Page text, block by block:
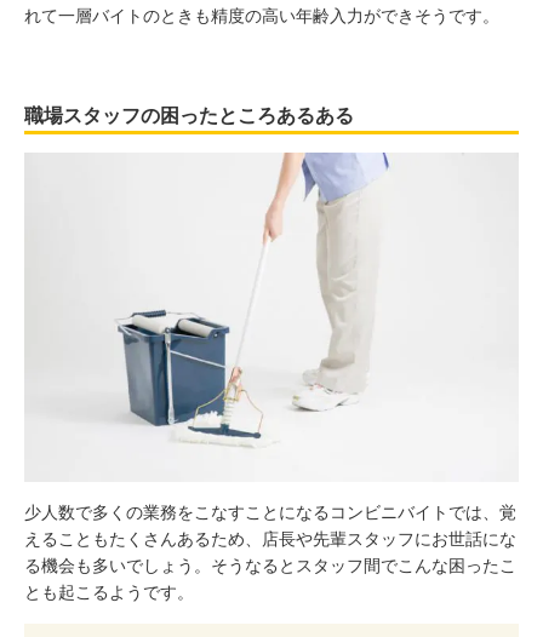
れて一層バイトのときも精度の高い年齢入力ができそうです。
職場スタッフの困ったところあるある
少人数で多くの業務をこなすことになるコンビニバイトでは、覚
えることもたくさんあるため、店長や先輩スタッフにお世話にな
る機会も多いでしょう。そうなるとスタッフ間でこんな困ったこ
とも起こるようです。